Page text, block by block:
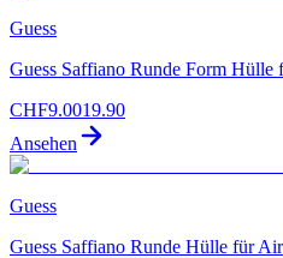
Guess
Guess Saffiano Runde Form Hülle
CHF9.0019.90
Ansehen
Guess
Guess Saffiano Runde Hülle für